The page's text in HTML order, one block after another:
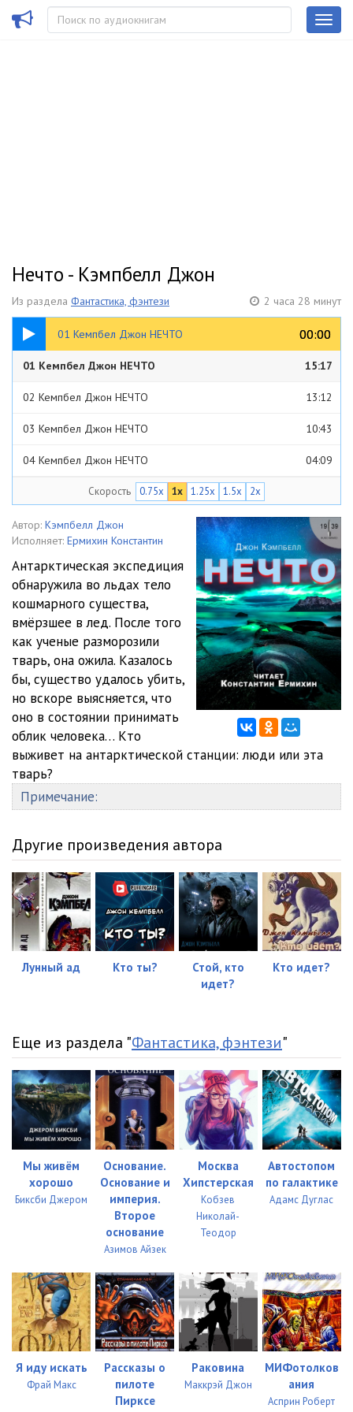
Нечто - Кэмпбелл Джон
Из раздела Фантастика, фэнтези 2 часа 28 минут
01 Кемпбел Джон НЕЧТО 00:00
00:00
15:17
01 Кемпбел Джон НЕЧТО 15:17
02 Кемпбел Джон НЕЧТО 13:12
03 Кемпбел Джон НЕЧТО 10:43
04 Кемпбел Джон НЕЧТО 04:09
05 Кемпбел Джон НЕЧТО
06 Кемпбел Джон НЕЧТО 12:49
10:36
08 Кемпбел Джон НЕЧТО 09:54
09 Кемпбел Джон НЕЧТО 07:01
10 Кемпбел Джон НЕЧТО 03:58
11 Кемпбел Джон НЕЧТО 05:27
12 Кемпбел Джон НЕЧТО 05:17
13 Кемпбел Джон НЕЧТО
14 Кемпбел Джон НЕЧТО
15 Кемпбел Джон НЕЧТО 13:11
Скорость 0.75x 1x 1.25x 1.5x 2x
Автор: Кэмпбелл Джон
Исполняет: Ермихин Константин
Антарктическая экспедиция
обнаружила во льдах тело
кошмарного существа,
вмёрзшее в лед. После того
как ученые разморозили
тварь, она ожила. Казалось
бы, существо удалось убить,
но вскоре выясняется, что
оно в состоянии принимать
облик человека… Кто
выживет на антарктической станции: люди или эта
тварь?
Примечание:
Другие произведения автора
Лунный ад Кто ты?
Стой, кто
идет?
Кто идет?
Еще из раздела "Фантастика, фэнтези"
Мы живём
хорошо
Биксби Джером
Основание.
Основание и
империя.
Второе
основание
Азимов Айзек
Москва
Хипстерская
Кобзев
Николай-
Теодор
Автостопом
по галактике
Адамс Дуглас
Я иду искать
Фрай Макс
Рассказы о
пилоте
Пирксе
Раковина
Маккрэй Джон
МИФотолков
ания
Асприн Роберт